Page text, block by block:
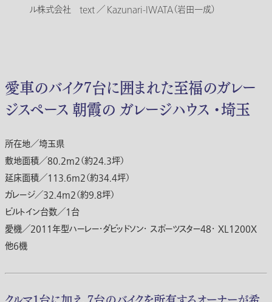
ル株式会社 text ／ Kazunari-IWATA（岩田一成）
愛車のバイク7台に囲まれた至福のガレー
ジスペース 朝霞の ガレージハウス ・埼玉
所在地／埼玉県
敷地面積／80.2m2（約24.3坪）
延床面積／113.6m2（約34.4坪）
ガレージ／32.4m2（約9.8坪）
ビルトイン台数／1台
愛機／2011年型ハーレー・ダビッドソン・ スポーツスター48・ XL1200X
他6機